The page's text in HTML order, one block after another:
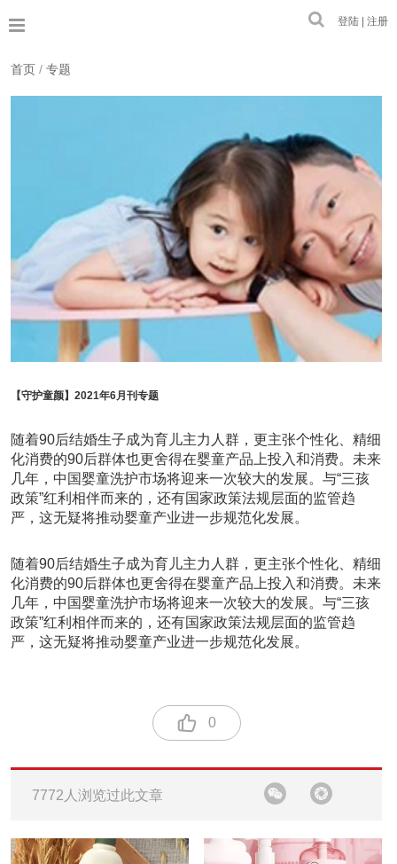
登陆 | 注册
首页 / 专题
【守护童颜】2021年6月刊专题
随着90后结婚生子成为育儿主力人群，更主张个性化、精细
化消费的90后群体也更舍得在婴童产品上投入和消费。未来
几年，中国婴童洗护市场将迎来一次较大的发展。与“三孩
政策”红利相伴而来的，还有国家政策法规层面的监管趋
严，这无疑将推动婴童产业进一步规范化发展。
随着90后结婚生子成为育儿主力人群，更主张个性化、精细
化消费的90后群体也更舍得在婴童产品上投入和消费。未来
几年，中国婴童洗护市场将迎来一次较大的发展。与“三孩
政策”红利相伴而来的，还有国家政策法规层面的监管趋
严，这无疑将推动婴童产业进一步规范化发展。
0
7772人浏览过此文章